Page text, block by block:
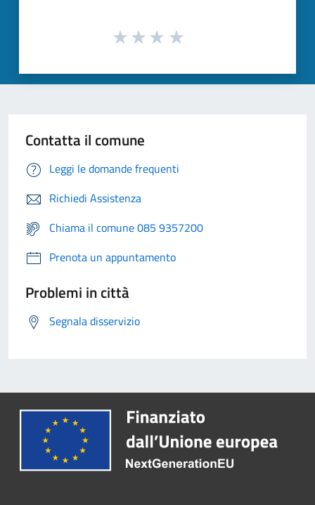
Contatta il comune
Leggi le domande frequenti
Richiedi Assistenza
Chiama il comune 085 9357200
Prenota un appuntamento
Problemi in città
Segnala disservizio